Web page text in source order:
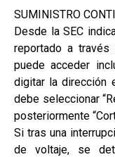
SUMINISTRO
Desde la SEC
reportado a
puede acceder
digitar la dirección
debe seleccionar
posteriormente
Si tras una
de voltaje, se